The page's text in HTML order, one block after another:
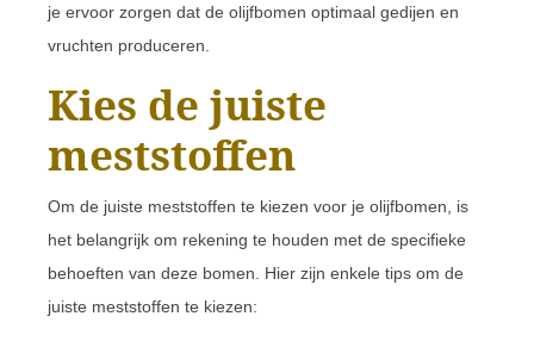
je ervoor zorgen dat de olijfbomen optimaal gedijen en
vruchten produceren.
Kies de juiste
meststoffen
Om de juiste meststoffen te kiezen voor je olijfbomen, is
het belangrijk om rekening te houden met de specifieke
behoeften van deze bomen. Hier zijn enkele tips om de
juiste meststoffen te kiezen: